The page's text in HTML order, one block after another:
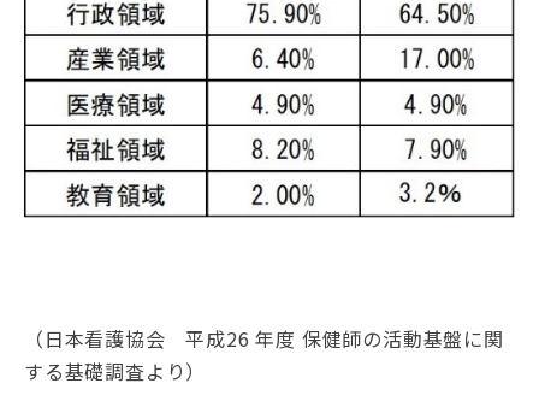
（日本看護協会 平成26 年度 保健師の活動基盤に関
する基礎調査より）